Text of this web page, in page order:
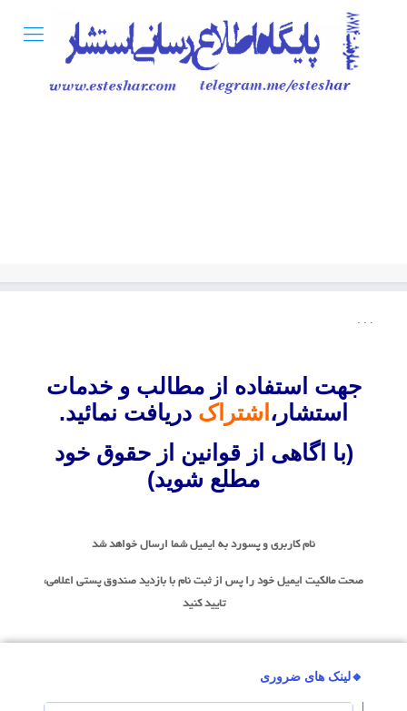
. . .
جهت استفاده از مطالب و خدمات
استشار، اشتراک دریافت نمائید.
(با اگاهی از قوانین از حقوق خود
مطلع شوید)
نام کاربری و پسورد به ایمیل شما ارسال خواهد شد
صحت مالکیت ایمیل خود را پس از ثبت نام با بازدید صندوق پستی اعلامی،
تایید کنید
🔸لینک های ضروری